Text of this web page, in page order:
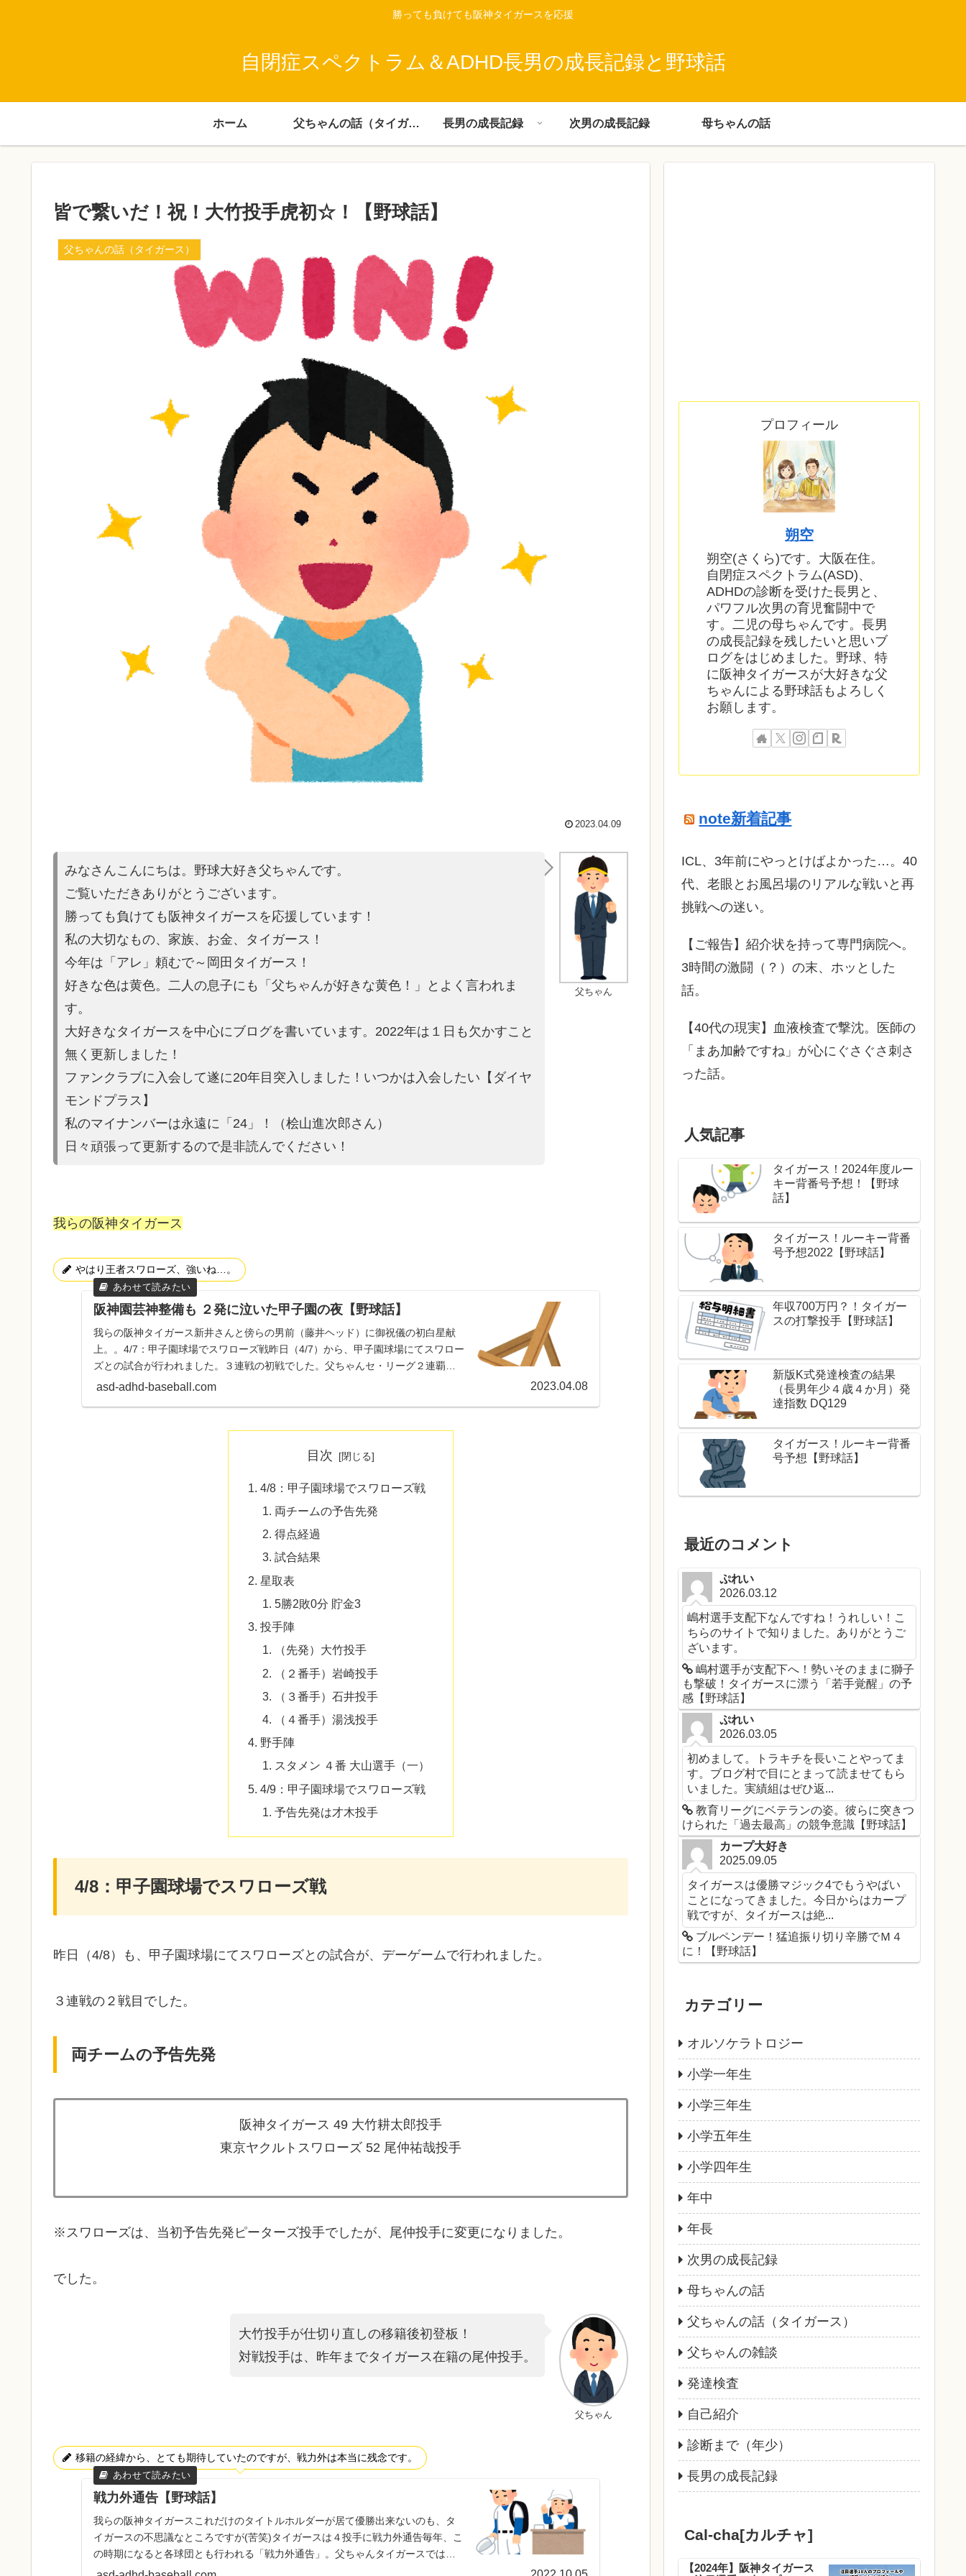
勝っても負けても阪神タイガースを応援
自閉症スペクトラム＆ADHD長男の成長記録と野球話
ホーム 父ちゃんの話（タイガース） 長男の成長記録 次男の成長記録 母ちゃんの話
皆で繋いだ！祝！大竹投手虎初☆！【野球話】
父ちゃんの話（タイガース）
2023.04.09
父ちゃん
みなさんこんにちは。野球大好き父ちゃんです。
ご覧いただきありがとうございます。
勝っても負けても阪神タイガースを応援しています！
私の大切なもの、家族、お金、タイガース！
今年は「アレ」頼むで～岡田タイガース！
好きな色は黄色。二人の息子にも「父ちゃんが好きな黄色！」とよ く言われま
す。
大好きなタイガースを中心にブログを書いています。2022年は １日も欠かすこと
無く更新しました！
ファンクラブに入会して遂に20年目突入しました！いつかは入会 したい【ダイヤ
モンドプラス】
私のマイナンバーは永遠に「24」！（桧山進次郎さん）
日々頑張って更新するので是非読んでください！
我らの阪神タイガース
やはり王者スワローズ、強いね…。
阪神園芸神整備も ２発に泣いた甲子園の夜【野球話】
我らの阪神タイガース新井さんと傍らの男前（藤井ヘッド）に御祝儀の初白星献
上。。4/7：甲子園球場でスワローズ戦昨日（4/7）から、甲子園球場にてスワロー
ズとの試合が行われました。３連戦の初戦でした。父ちゃんセ・リーグ２連覇中
のスワローズを迎...
asd-adhd-baseball.com 2023.04.08
目次
4/8：甲子園球場でスワローズ戦
両チームの予告先発
得点経過
試合結果
星取表
5勝2敗0分 貯金3
投手陣
（先発）大竹投手
（２番手）岩崎投手
（３番手）石井投手
（４番手）湯浅投手
野手陣
スタメン ４番 大山選手（一）
4/9：甲子園球場でスワローズ戦
予告先発は才木投手
4/8：甲子園球場でスワローズ戦
昨日（4/8）も、甲子園球場にてスワローズとの試合が、デーゲームで行われました。
３連戦の２戦目でした。
両チームの予告先発
阪神タイガース 49 大竹耕太郎投手
東京ヤクルトスワローズ 52 尾仲祐哉投手
※スワローズは、当初予告先発ピーターズ投手でしたが、尾仲投手に変更になりました。
でした。
父ちゃん
大竹投手が仕切り直しの移籍後初登板！
対戦投手は、昨年までタイガース在籍の尾仲投手。
移籍の経緯から、とても期待していたのですが、戦力外は本当に残念です。
戦力外通告【野球話】
我らの阪神タイガースこれだけのタイトルホルダーが居て優勝出来ないのも、タ
イガースの不思議なところですが(苦笑)タイガースは４投手に戦力外通告毎年、こ
の時期になると各球団とも行われる「戦力外通告」。父ちゃんタイガースでは、
昨日４投手に戦力外が...
プロフィール
朔空
朔空(さくら)です。大阪在住。
自閉症スペクトラム(ASD)、
ADHDの診断を受けた長男と、
パワフル次男の育児奮闘中で
す。二児の母ちゃんです。長男
の成長記録を残したいと思いブ
ログをはじめました。野球、特
に阪神タイガースが大好きな父
ちゃんによる野球話もよろしく
お願します。
note新着記事
ICL、3年前にやっとけばよかった…。40
代、老眼とお風呂場のリアルな戦いと再
挑戦への迷い。
​【ご報告】紹介状を持って専門病院へ。
3時間の激闘（？）の末、ホッとした
話。
【40代の現実】血液検査で撃沈。医師の
「まあ加齢ですね」が心にぐさぐさ刺さ
った話。
人気記事
タイガース！2024年度ルー
キー背番号予想！【野球
話】
タイガース！ルーキー背番
号予想2022【野球話】
年収700万円？！タイガー
スの打撃投手【野球話】
新版K式発達検査の結果
（長男年少４歳４か月）発
達指数 DQ129
タイガース！ルーキー背番
号予想【野球話】
最近のコメント
ぷれい
2026.03.12
嶋村選手支配下なんですね！うれしい！こ
ちらのサイトで知りました。ありがとうご
ざいます。
嶋村選手が支配下へ！勢いそのままに獅子
も撃破！タイガースに漂う「若手覚醒」の予
感【野球話】
ぷれい
2026.03.05
初めまして。トラキチを長いことやってま
す。ブログ村で目にとまって読ませてもら
いました。実績組はぜひ返...
教育リーグにベテランの姿。彼らに突きつ
けられた「過去最高」の競争意識【野球話】
カープ大好き
2025.09.05
タイガースは優勝マジック4でもうやばい
ことになってきました。今日からはカープ
戦ですが、タイガースは絶...
ブルペンデー！猛追振り切り辛勝でＭ４
に！【野球話】
カテゴリー
オルソケラトロジー
小学一年生
小学三年生
小学五年生
小学四年生
年中
年長
次男の成長記録
母ちゃんの話
父ちゃんの話（タイガース）
父ちゃんの雑談
発達検査
自己紹介
診断まで（年少）
長男の成長記録
Cal-cha[カルチャ]
【2024年】阪神タイガース